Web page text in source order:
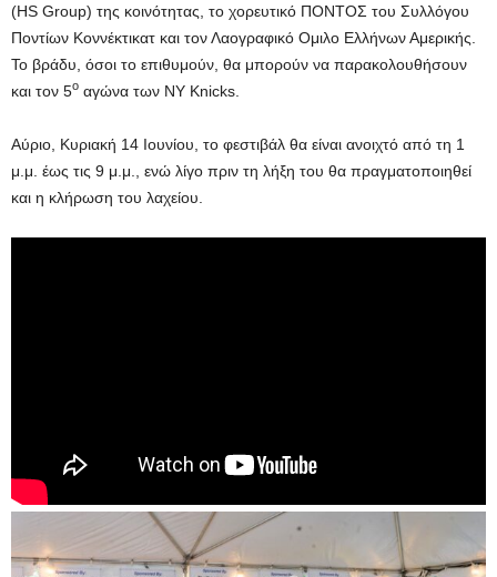
(HS Group) της κοινότητας, το χορευτικό ΠΟΝΤΟΣ του Συλλόγου
Ποντίων Κοννέκτικατ και τον Λαογραφικό Ομιλο Ελλήνων Αμερικής.
Το βράδυ, όσοι το επιθυμούν, θα μπορούν να παρακολουθήσουν
και τον 5ο αγώνα των NY Knicks.
Αύριο, Κυριακή 14 Ιουνίου, το φεστιβάλ θα είναι ανοιχτό από τη 1
μ.μ. έως τις 9 μ.μ., ενώ λίγο πριν τη λήξη του θα πραγματοποιηθεί
και η κλήρωση του λαχείου.